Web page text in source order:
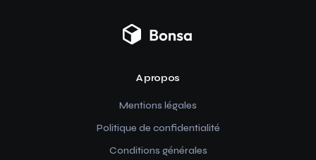
A propos
Mentions légales
Politique de confidentialité
Conditions générales